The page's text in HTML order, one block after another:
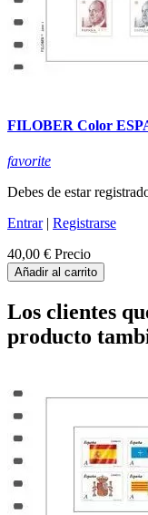
FILOBER Color
favorite
Debes de estar
Entrar| Registrarse
40,00 € Precio
Añadir al carrito
Los clientes
producto